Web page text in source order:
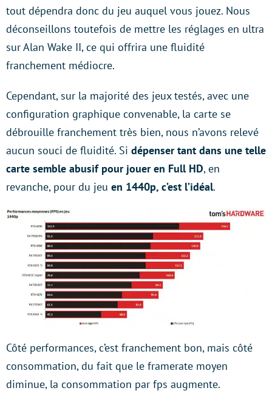
tout dépendra donc du jeu auquel vous jouez. Nous
déconseillons toutefois de mettre les réglages en ultra
sur Alan Wake II, ce qui offrira une fluidité
franchement médiocre.
Cependant, sur la majorité des jeux testés, avec une
configuration graphique convenable, la carte se
débrouille franchement très bien, nous n’avons relevé
aucun souci de fluidité. Si dépenser tant dans une telle
carte semble abusif pour jouer en Full HD, en
revanche, pour du jeu en 1440p, c’est l’idéal.
Côté performances, c’est franchement bon, mais côté
consommation, du fait que le framerate moyen
diminue, la consommation par fps augmente.